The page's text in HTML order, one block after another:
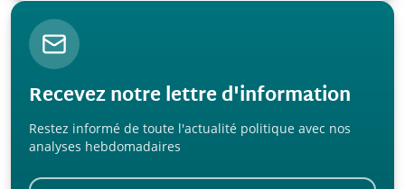
Recevez notre lettre d'information
Restez informé de toute l'actualité politique avec nos
analyses hebdomadaires